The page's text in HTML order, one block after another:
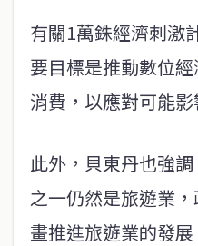
有關1萬銖經濟刺激
要目標是推動數位
消費，以應對可能
此外，貝東丹也強
之一仍然是旅遊業
畫推進旅遊業的發